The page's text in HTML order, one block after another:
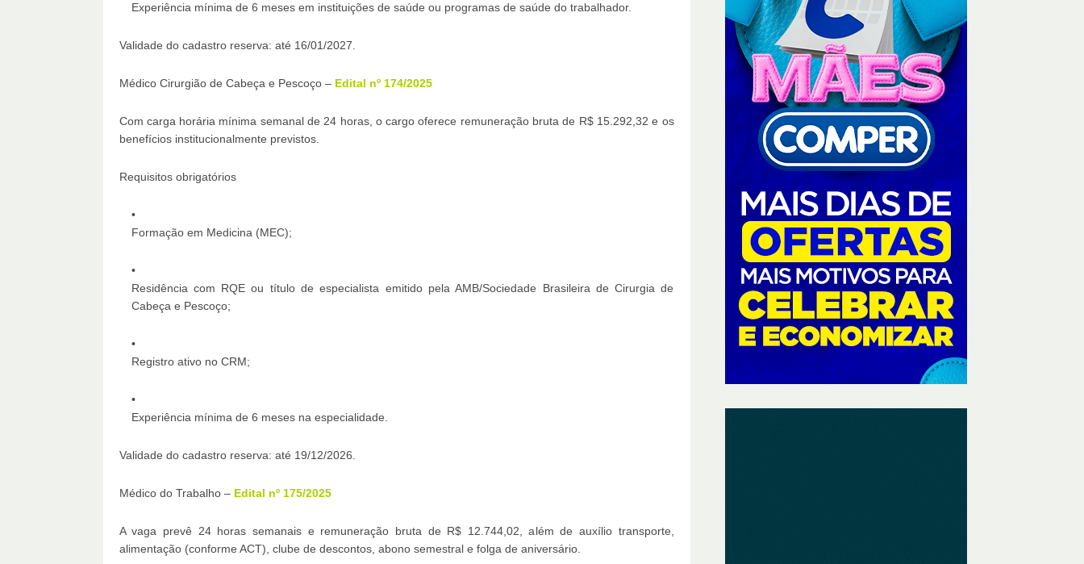
Experiência mínima de 6 meses em instituições de saúde ou programas de saúde do trabalhador.
Validade do cadastro reserva: até 16/01/2027.
Médico Cirurgião de Cabeça e Pescoço – Edital nº 174/2025
Com carga horária mínima semanal de 24 horas, o cargo oferece remuneração bruta de R$ 15.292,32 e os
benefícios institucionalmente previstos.
Requisitos obrigatórios
Formação em Medicina (MEC);
Residência com RQE ou título de especialista emitido pela AMB/Sociedade Brasileira de Cirurgia de
Cabeça e Pescoço;
Registro ativo no CRM;
Experiência mínima de 6 meses na especialidade.
Validade do cadastro reserva: até 19/12/2026.
Médico do Trabalho – Edital nº 175/2025
A vaga prevê 24 horas semanais e remuneração bruta de R$ 12.744,02, além de auxílio transporte,
alimentação (conforme ACT), clube de descontos, abono semestral e folga de aniversário.